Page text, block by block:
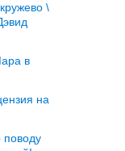
\
в
на